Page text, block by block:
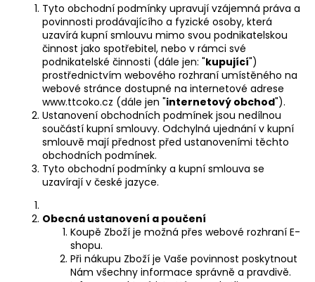
Tyto obchodní podmínky upravují vzájemná práva a
povinnosti prodávajícího a fyzické osoby, která
uzavírá kupní smlouvu mimo svou podnikatelskou
činnost jako spotřebitel, nebo v rámci své
podnikatelské činnosti (dále jen: "kupující")
prostřednictvím webového rozhraní umístěného na
webové stránce dostupné na internetové adrese
www.ttcoko.cz (dále jen "internetový obchod").
Ustanovení obchodních podmínek jsou nedílnou
součástí kupní smlouvy. Odchylná ujednání v kupní
smlouvě mají přednost před ustanoveními těchto
obchodních podmínek.
Tyto obchodní podmínky a kupní smlouva se
uzavírají v české jazyce.
Obecná ustanovení a poučení
Koupě Zboží je možná přes webové rozhraní E-
shopu.
Při nákupu Zboží je Vaše povinnost poskytnout
Nám všechny informace správně a pravdivě.
HLEDAT